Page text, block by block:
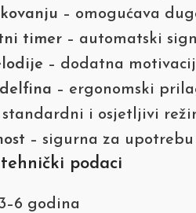
– omogućava
timer – automatski
– dodatna
– ergonomski
standardni i osjetljivi
– sigurna za
podaci
godina